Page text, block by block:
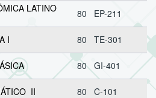
LATINO
80
EP-211
I 80
TE-301
80 GI-401
II 80
C-101